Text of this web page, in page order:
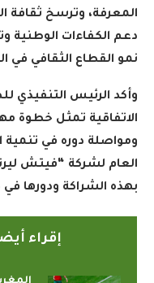
المعرفة، وترسخ ثقافة
دعم الكفاءات الوطنية
نمو القطاع الثقافي في
وأكد الرئيس التنفيذي
الاتفاقية تمثل خطوة
ومواصلة دوره في تنمية
العام لشركة “فيتش
بهذه الشراكة ودورها
إقراء